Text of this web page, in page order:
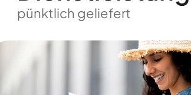
pünktlich geliefert